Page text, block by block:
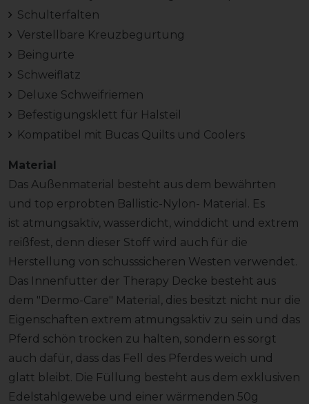
Schulterfalten
Verstellbare Kreuzbegurtung
Beingurte
Schweiflatz
Deluxe Schweifriemen
Befestigungsklett für Halsteil
Kompatibel mit Bucas Quilts und Coolers
Material
Das Außenmaterial besteht aus dem bewährten
und top erprobten Ballistic-Nylon- Material. Es
ist atmungsaktiv, wasserdicht, winddicht und extrem
reißfest, denn dieser Stoff wird auch für die
Herstellung von schusssicheren Westen verwendet.
Das Innenfutter der Therapy Decke besteht aus
dem "Dermo-Care" Material, dies besitzt nicht nur die
Eigenschaften extrem atmungsaktiv zu sein und das
Pferd schön trocken zu halten, sondern es sorgt
auch dafür, dass das Fell des Pferdes weich und
glatt bleibt. Die Füllung besteht aus dem exklusiven
Edelstahlgewebe und einer wärmenden 50g